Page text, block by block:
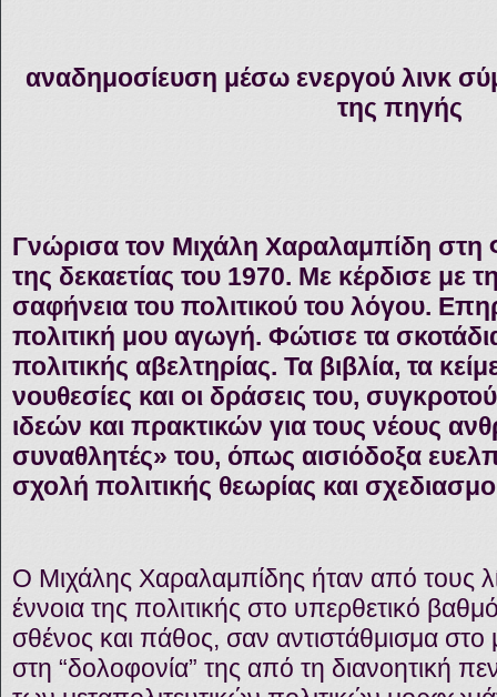
αναδημοσίευση μέσω ενεργού λινκ
της πηγής
Γνώρισα τον Μιχάλη Χαραλαμπίδη στη
της δεκαετίας του 1970. Με κέρδισε με
σαφήνεια του πολιτικού του λόγου.
πολιτική μου αγωγή. Φώτισε τα
πολιτικής αβελτηρίας. Τα βιβλία, τα
νουθεσίες και οι δράσεις του,
ιδεών και πρακτικών για τους νέους
συναθλητές» του, όπως αισιόδοξα
σχολή πολιτικής θεωρίας και
Ο Μιχάλης Χαραλαμπίδης ήταν από τους
έννοια της πολιτικής στο υπερθετικό
σθένος και πάθος, σαν αντιστάθμισμα στο
στη “δολοφονία” της από τη διανοητική